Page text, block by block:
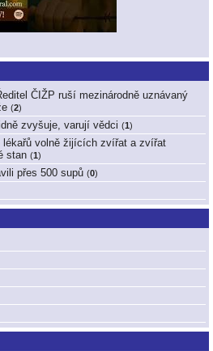
ČIŽP ruší mezinárodně uznávaný
(2)
zvyšuje, varují vědci (1)
lékařů volně žijících zvířat a zvířat
stan (1)
přes 500 supů (0)